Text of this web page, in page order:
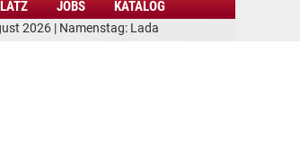
2026 | Namenstag: Lada
JOBS KATALOG